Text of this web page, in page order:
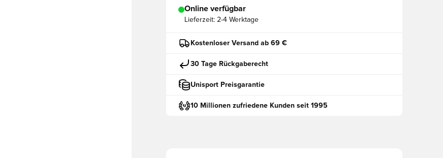
Online verfügbar
Lieferzeit: 2-4 Werktage
Kostenloser Versand ab 69 €
30 Tage Rückgaberecht
Unisport Preisgarantie
10 Millionen zufriedene Kunden seit 1995